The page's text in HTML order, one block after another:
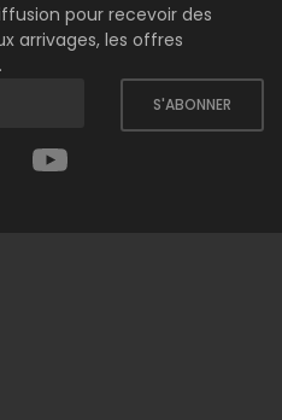
pour recevoir des
arrivages, les offres
S'ABONNER
Facebook